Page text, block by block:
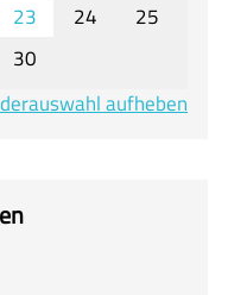
23 24
25
30
aufheben